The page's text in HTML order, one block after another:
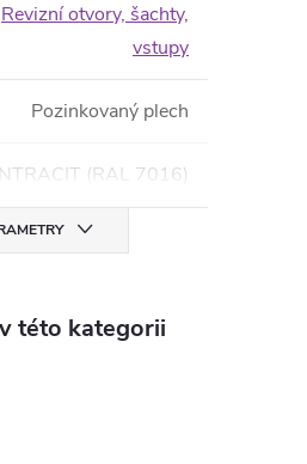
Revizní otvory, šachty,
vstupy
Pozinkovaný plech
(RAL 7016)
této kategorii